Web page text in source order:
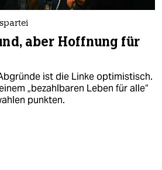
aber Hoffnung für
ist die Linke optimistisch.
„bezahlbaren Leben für alle“
punkten.